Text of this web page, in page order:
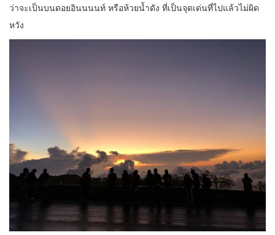
ว่าจะเป็นบนดอยอินนนนท์ หรือห้วยน้ำดัง ที่เป็นจุดเด่นที่ไปแล้วไม่ผิด
หวัง